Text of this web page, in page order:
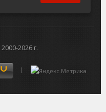
2026 г.